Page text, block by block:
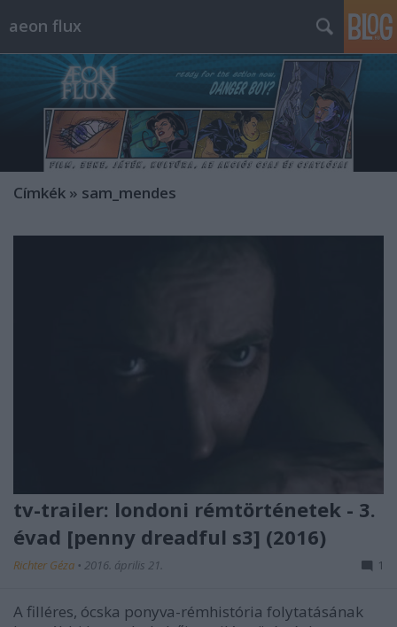
aeon flux
Címkék » sam_mendes
tv-trailer: londoni rémtörténetek - 3.
évad [penny dreadful s3] (2016)
Richter Géza • 2016. április 21. 1
A filléres, ócska ponyva-rémhistória folytatásának